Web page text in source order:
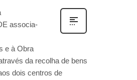
associa-
e à Obra
da recolha de bens
dois centros de